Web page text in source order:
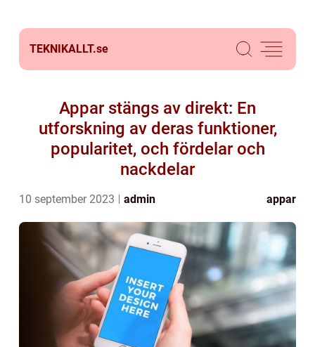
TEKNIKALLT.se
Appar stängs av direkt: En
utforskning av deras funktioner,
popularitet, och fördelar och
nackdelar
10 september 2023 admin appar